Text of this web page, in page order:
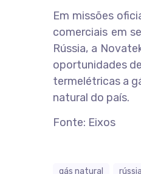
Em missões
comerciais em
Rússia, a
oportunidades
termelétricas a
natural do país.
Fonte: Eixos
gás natural